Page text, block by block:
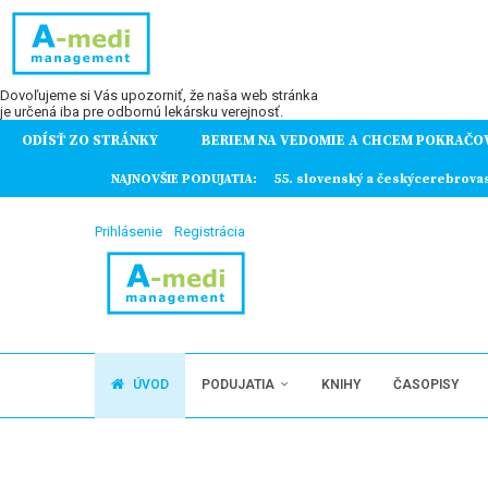
Dovoľujeme si Vás upozorniť, že naša web stránka
je určená iba pre odbornú lekársku verejnosť.
ODÍSŤ ZO STRÁNKY BERIEM NA VEDOMIE A CHCEM
NAJNOVŠIE PODUJATIA: 55. slovenský a
Prihlásenie Registrácia
ÚVOD PODUJATIA KNIHY ČASOPISY